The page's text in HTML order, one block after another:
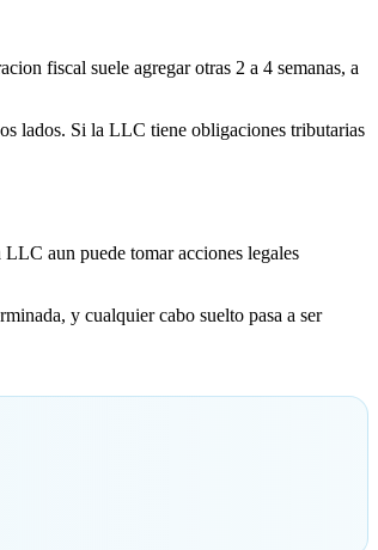
fiscal suele agregar otras 2 a 4 semanas, a
lados. Si la LLC tiene obligaciones tributarias
aun puede tomar acciones legales
y cualquier cabo suelto pasa a ser